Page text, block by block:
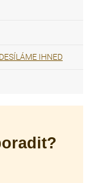
IHNED